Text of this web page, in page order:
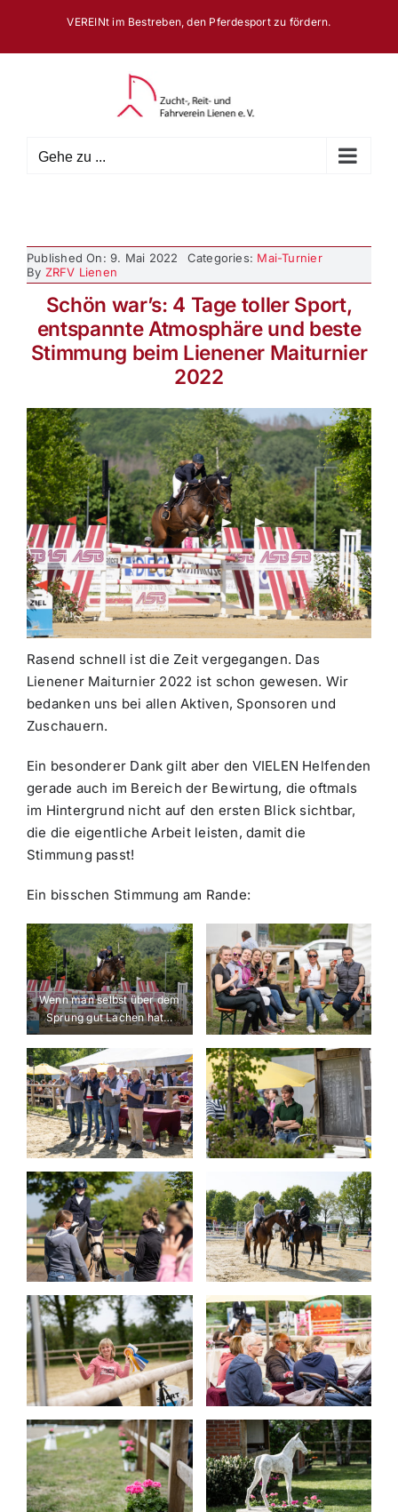
springen
VEREINt im Bestreben, den Pferdesport zu fördern.
Gehe zu ...
Published On: 9. Mai 2022 Categories: Mai-Turnier
By ZRFV Lienen
Schön war’s: 4 Tage toller Sport,
entspannte Atmosphäre und beste
Stimmung beim Lienener Maiturnier
2022
Rasend schnell ist die Zeit vergegangen. Das
Lienener Maiturnier 2022 ist schon gewesen. Wir
bedanken uns bei allen Aktiven, Sponsoren und
Zuschauern.
Ein besonderer Dank gilt aber den VIELEN Helfenden
gerade auch im Bereich der Bewirtung, die oftmals
im Hintergrund nicht auf den ersten Blick sichtbar,
die die eigentliche Arbeit leisten, damit die
Stimmung passt!
Ein bisschen Stimmung am Rande:
Wenn man selbst über dem
Sprung gut Lachen hat…